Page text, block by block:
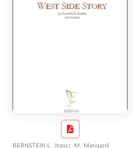
QR esecuzione
BERNSTEIN L. (trascr. M. Mangani)